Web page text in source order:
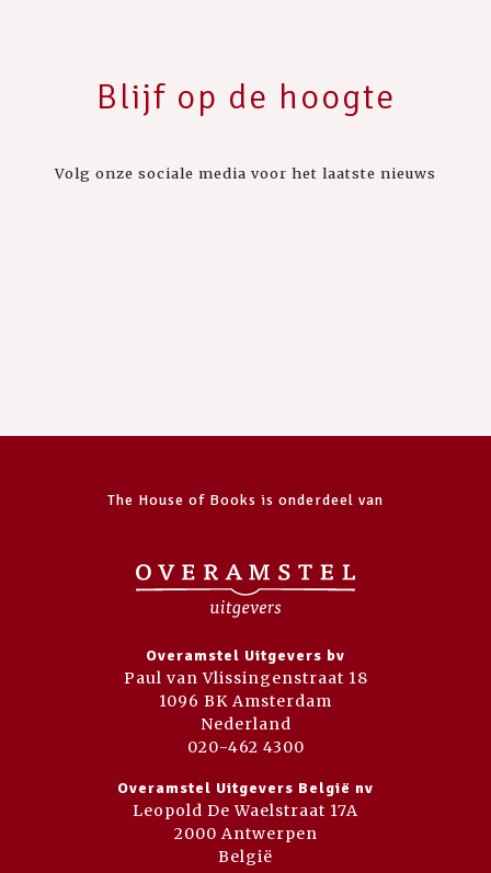
Blijf op de hoogte
Volg onze sociale media voor het laatste nieuws
The House of Books is onderdeel van
Overamstel Uitgevers bv
Paul van Vlissingenstraat 18
1096 BK Amsterdam
Nederland
020-462 4300
Overamstel Uitgevers België nv
Leopold De Waelstraat 17A
2000 Antwerpen
België